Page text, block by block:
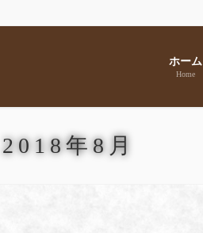
ホーム
Home
2018年8月